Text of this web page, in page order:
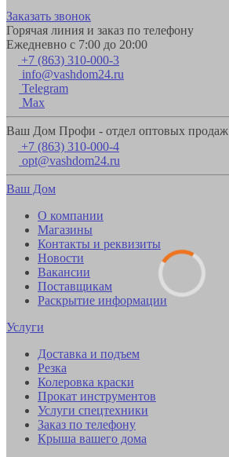
Заказать звонок
Горячая линия и заказ по телефону
Ежедневно с 7:00 до 20:00
+7 (863) 310-000-3
info@vashdom24.ru
Telegram
Max
Ваш Дом Профи - отдел оптовых продаж
+7 (863) 310-000-4
opt@vashdom24.ru
Ваш Дом
О компании
Магазины
Контакты и реквизиты
Новости
Вакансии
Поставщикам
Раскрытие информации
Услуги
Доставка и подъем
Резка
Колеровка краски
Прокат инструментов
Услуги спецтехники
Заказ по телефону
Крыша вашего дома